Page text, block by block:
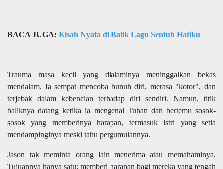
BACA JUGA: Kisah Nyata di Balik Lagu Sentuh Hatiku
Trauma masa kecil yang dialaminya meninggalkan bekas
mendalam. Ia sempat mencoba bunuh diri, merasa "kotor", dan
terjebak dalam kebencian terhadap diri sendiri. Namun, titik
baliknya datang ketika ia mengenal Tuhan dan bertemu sosok-
sosok yang memberinya harapan, termasuk istri yang setia
mendampinginya meski tahu pergumulannya.
Jason tak meminta orang lain menerima atau memahaminya.
Tujuannya hanya satu: memberi harapan bagi mereka yang tengah